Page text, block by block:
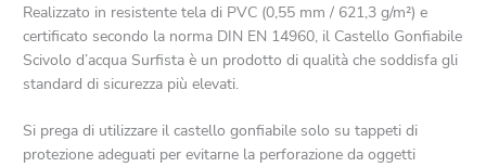
Realizzato in resistente tela di PVC (0,55 mm / 621,3 g/m²) e
certificato secondo la norma DIN EN 14960, il Castello Gonfiabile
Scivolo d’acqua Surfista è un prodotto di qualità che soddisfa gli
standard di sicurezza più elevati.
Si prega di utilizzare il castello gonfiabile solo su tappeti di
protezione adeguati per evitarne la perforazione da oggetti